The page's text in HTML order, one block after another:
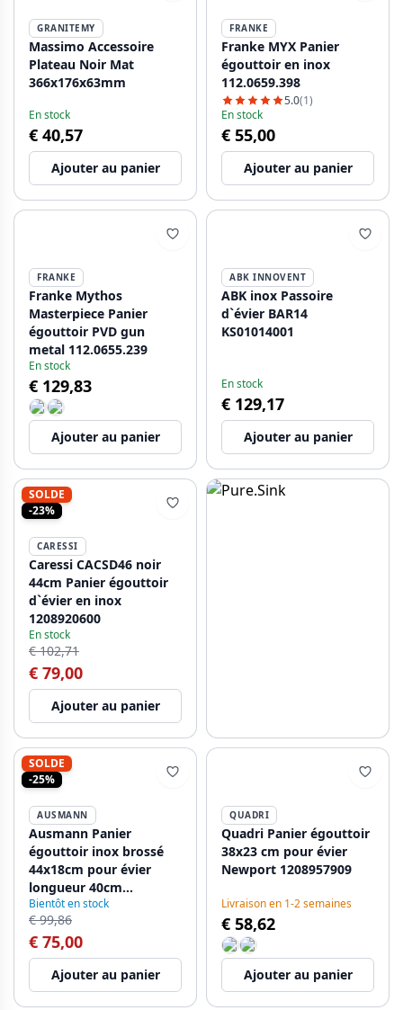
GRANITEMY
Massimo Accessoire
Plateau Noir Mat
366x176x63mm
En stock
€ 40,57
Ajouter au panier
FRANKE
Franke MYX Panier
égouttoir en inox
112.0659.398
5.0(1)
En stock
€ 55,00
Ajouter au panier
FRANKE
Franke Mythos
Masterpiece Panier
égouttoir PVD gun
metal 112.0655.239
En stock
€ 129,83
Ajouter au panier
ABK INNOVENT
ABK inox Passoire
d`évier BAR14
KS01014001
En stock
€ 129,17
Ajouter au panier
SOLDE
-23%
CARESSI
Caressi CACSD46 noir
44cm Panier égouttoir
d`évier en inox
1208920600
En stock
€ 102,71
€ 79,00
Ajouter au panier
SOLDE
-25%
AUSMANN
Ausmann Panier
égouttoir inox brossé
44x18cm pour évier
longueur 40cm
1208953722
Bientôt en stock
€ 99,86
€ 75,00
Ajouter au panier
QUADRI
Quadri Panier égouttoir
38x23 cm pour évier
Newport 1208957909
Livraison en 1-2 semaines
€ 58,62
Ajouter au panier